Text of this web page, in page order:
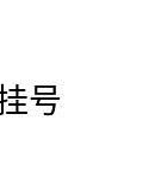
号